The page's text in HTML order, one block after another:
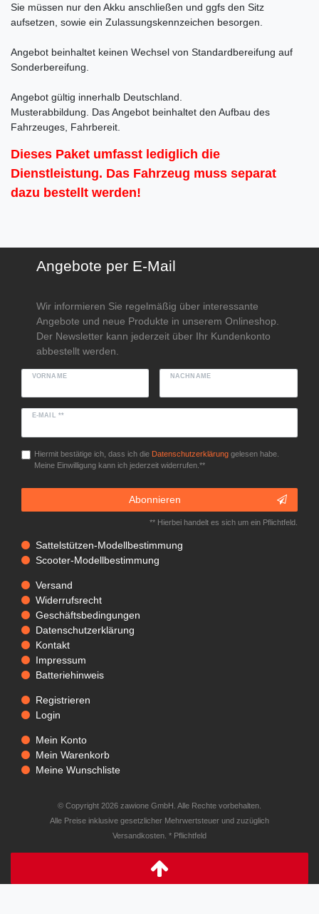
Sie müssen nur den Akku anschließen und ggfs den Sitz
aufsetzen, sowie ein Zulassungskennzeichen besorgen.
Angebot beinhaltet keinen Wechsel von Standardbereifung auf
Sonderbereifung.
Angebot gültig innerhalb Deutschland.
Musterabbildung. Das Angebot beinhaltet den Aufbau des
Fahrzeuges, Fahrbereit.
Dieses Paket umfasst lediglich die
Dienstleistung. Das Fahrzeug muss separat
dazu bestellt werden!
Angebote per E-Mail
Wir informieren Sie regelmäßig über interessante
Angebote und neue Produkte in unserem Onlineshop.
Der Newsletter kann jederzeit über Ihr Kundenkonto
abbestellt werden.
VORNAME NACHNAME
E-MAIL **
Hiermit bestätige ich, dass ich die Daten­schutz­erklärunggelesen habe.
Meine Einwilligung kann ich jederzeit widerrufen.**
Abonnieren
** Hierbei handelt es sich um ein Pflichtfeld.
Sattelstützen-Modellbestimmung
Scooter-Modellbestimmung
Versand
Widerrufsrecht
Geschäftsbedingungen
Datenschutzerklärung
Kontakt
Impressum
Batteriehinweis
Registrieren
Login
Mein Konto
Mein Warenkorb
Meine Wunschliste
© Copyright 2026 zawione GmbH. Alle Rechte vorbehalten.
Alle Preise inklusive gesetzlicher Mehrwertsteuer und zuzüglich
Versandkosten. * Pflichtfeld